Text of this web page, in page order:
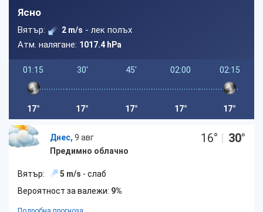
Ясно
Вятър: 2 m/s - лек полъх
Атм. налягане: 1017.4 hPa
01:15
17°
30'
17°
45'
17°
02:00
17°
02:15
17°
Днес, 9 авг
Предимно облачно
16° | 30°
Вятър: 5 m/s - слаб
Вероятност за валежи: 9%